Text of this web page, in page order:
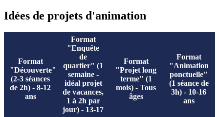
Idées de projets d'animation
Format
"Découverte"
(2-3 séances
de 2h) - 8-12
ans
Format
"Enquête
de
quartier" (1
semaine -
idéal projet
de vacances,
1 à 2h par
jour) - 13-17
Format
"Projet long
terme" (1
mois) - Tous
âges
Format
"Animation
ponctuelle"
(1 séance de
3h) - 10-16
ans